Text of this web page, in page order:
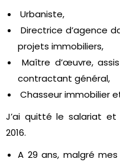
Urbaniste,
Directrice d’agence
projets immobiliers,
Maître d’œuvre,
contractant général,
Chasseur immobilier
J’ai quitté le salariat
2016.
A 29 ans, malgré